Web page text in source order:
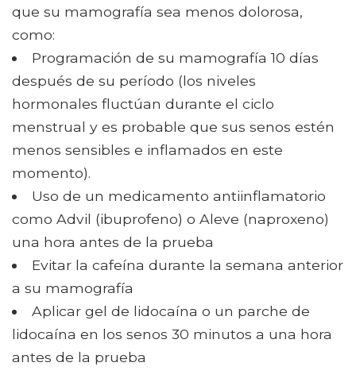
que su mamografía sea menos dolorosa,
como:
Programación de su mamografía 10 días
después de su período (los niveles
hormonales fluctúan durante el ciclo
menstrual y es probable que sus senos estén
menos sensibles e inflamados en este
momento).
Uso de un medicamento antiinflamatorio
como Advil (ibuprofeno) o Aleve (naproxeno)
una hora antes de la prueba
Evitar la cafeína durante la semana anterior
a su mamografía
Aplicar gel de lidocaína o un parche de
lidocaína en los senos 30 minutos a una hora
antes de la prueba